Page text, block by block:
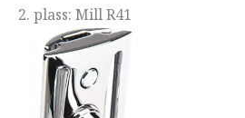
2. plass: Mill R41